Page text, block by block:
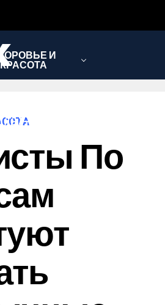
И
КРАСОТА
И
По